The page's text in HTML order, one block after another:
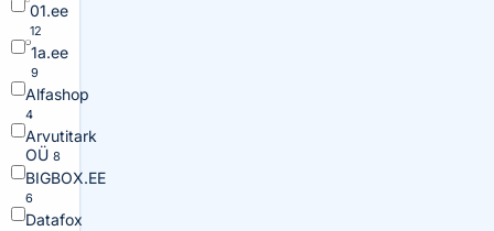
01.ee
12
1a.ee
9
Alfashop
4
Arvutitark
OÜ 8
BIGBOX.EE
6
Datafox